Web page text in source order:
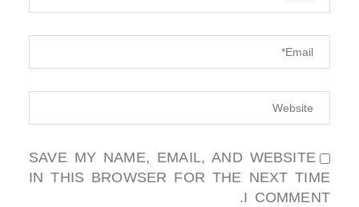
SAVE MY NAME, EMAIL, AND WEBSITE
IN THIS BROWSER FOR THE NEXT TIME
I COMMENT.